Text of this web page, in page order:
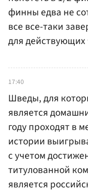
финны едва не
все все-таки
для
17:40
Шведы, для
является
году проходят в
истории
с учетом
титулованной
является